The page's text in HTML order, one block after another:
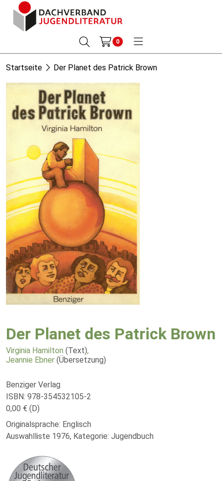
0
Startseite Der Planet des Patrick Brown
Der Planet des Patrick Brown
Virginia Hamilton (Text),
Jeannie Ebner (Übersetzung)
Benziger Verlag
ISBN: 978-354532105-2
0,00 € (D)
Originalsprache: Englisch
Auswahlliste 1976, Kategorie: Jugendbuch